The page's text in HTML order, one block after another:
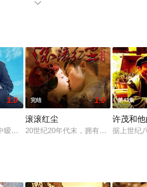
结局剧情已揭晓（第24集已完结），
息可移步至豆瓣电视剧、电视猫或剧

1.0
暧昧到大学，一场车祸致使林瑜昏迷不醒。
完结 1.0
滚滚红尘
20世纪20年代末，拥有不幸身世和
第43集
许茂和
据上世纪